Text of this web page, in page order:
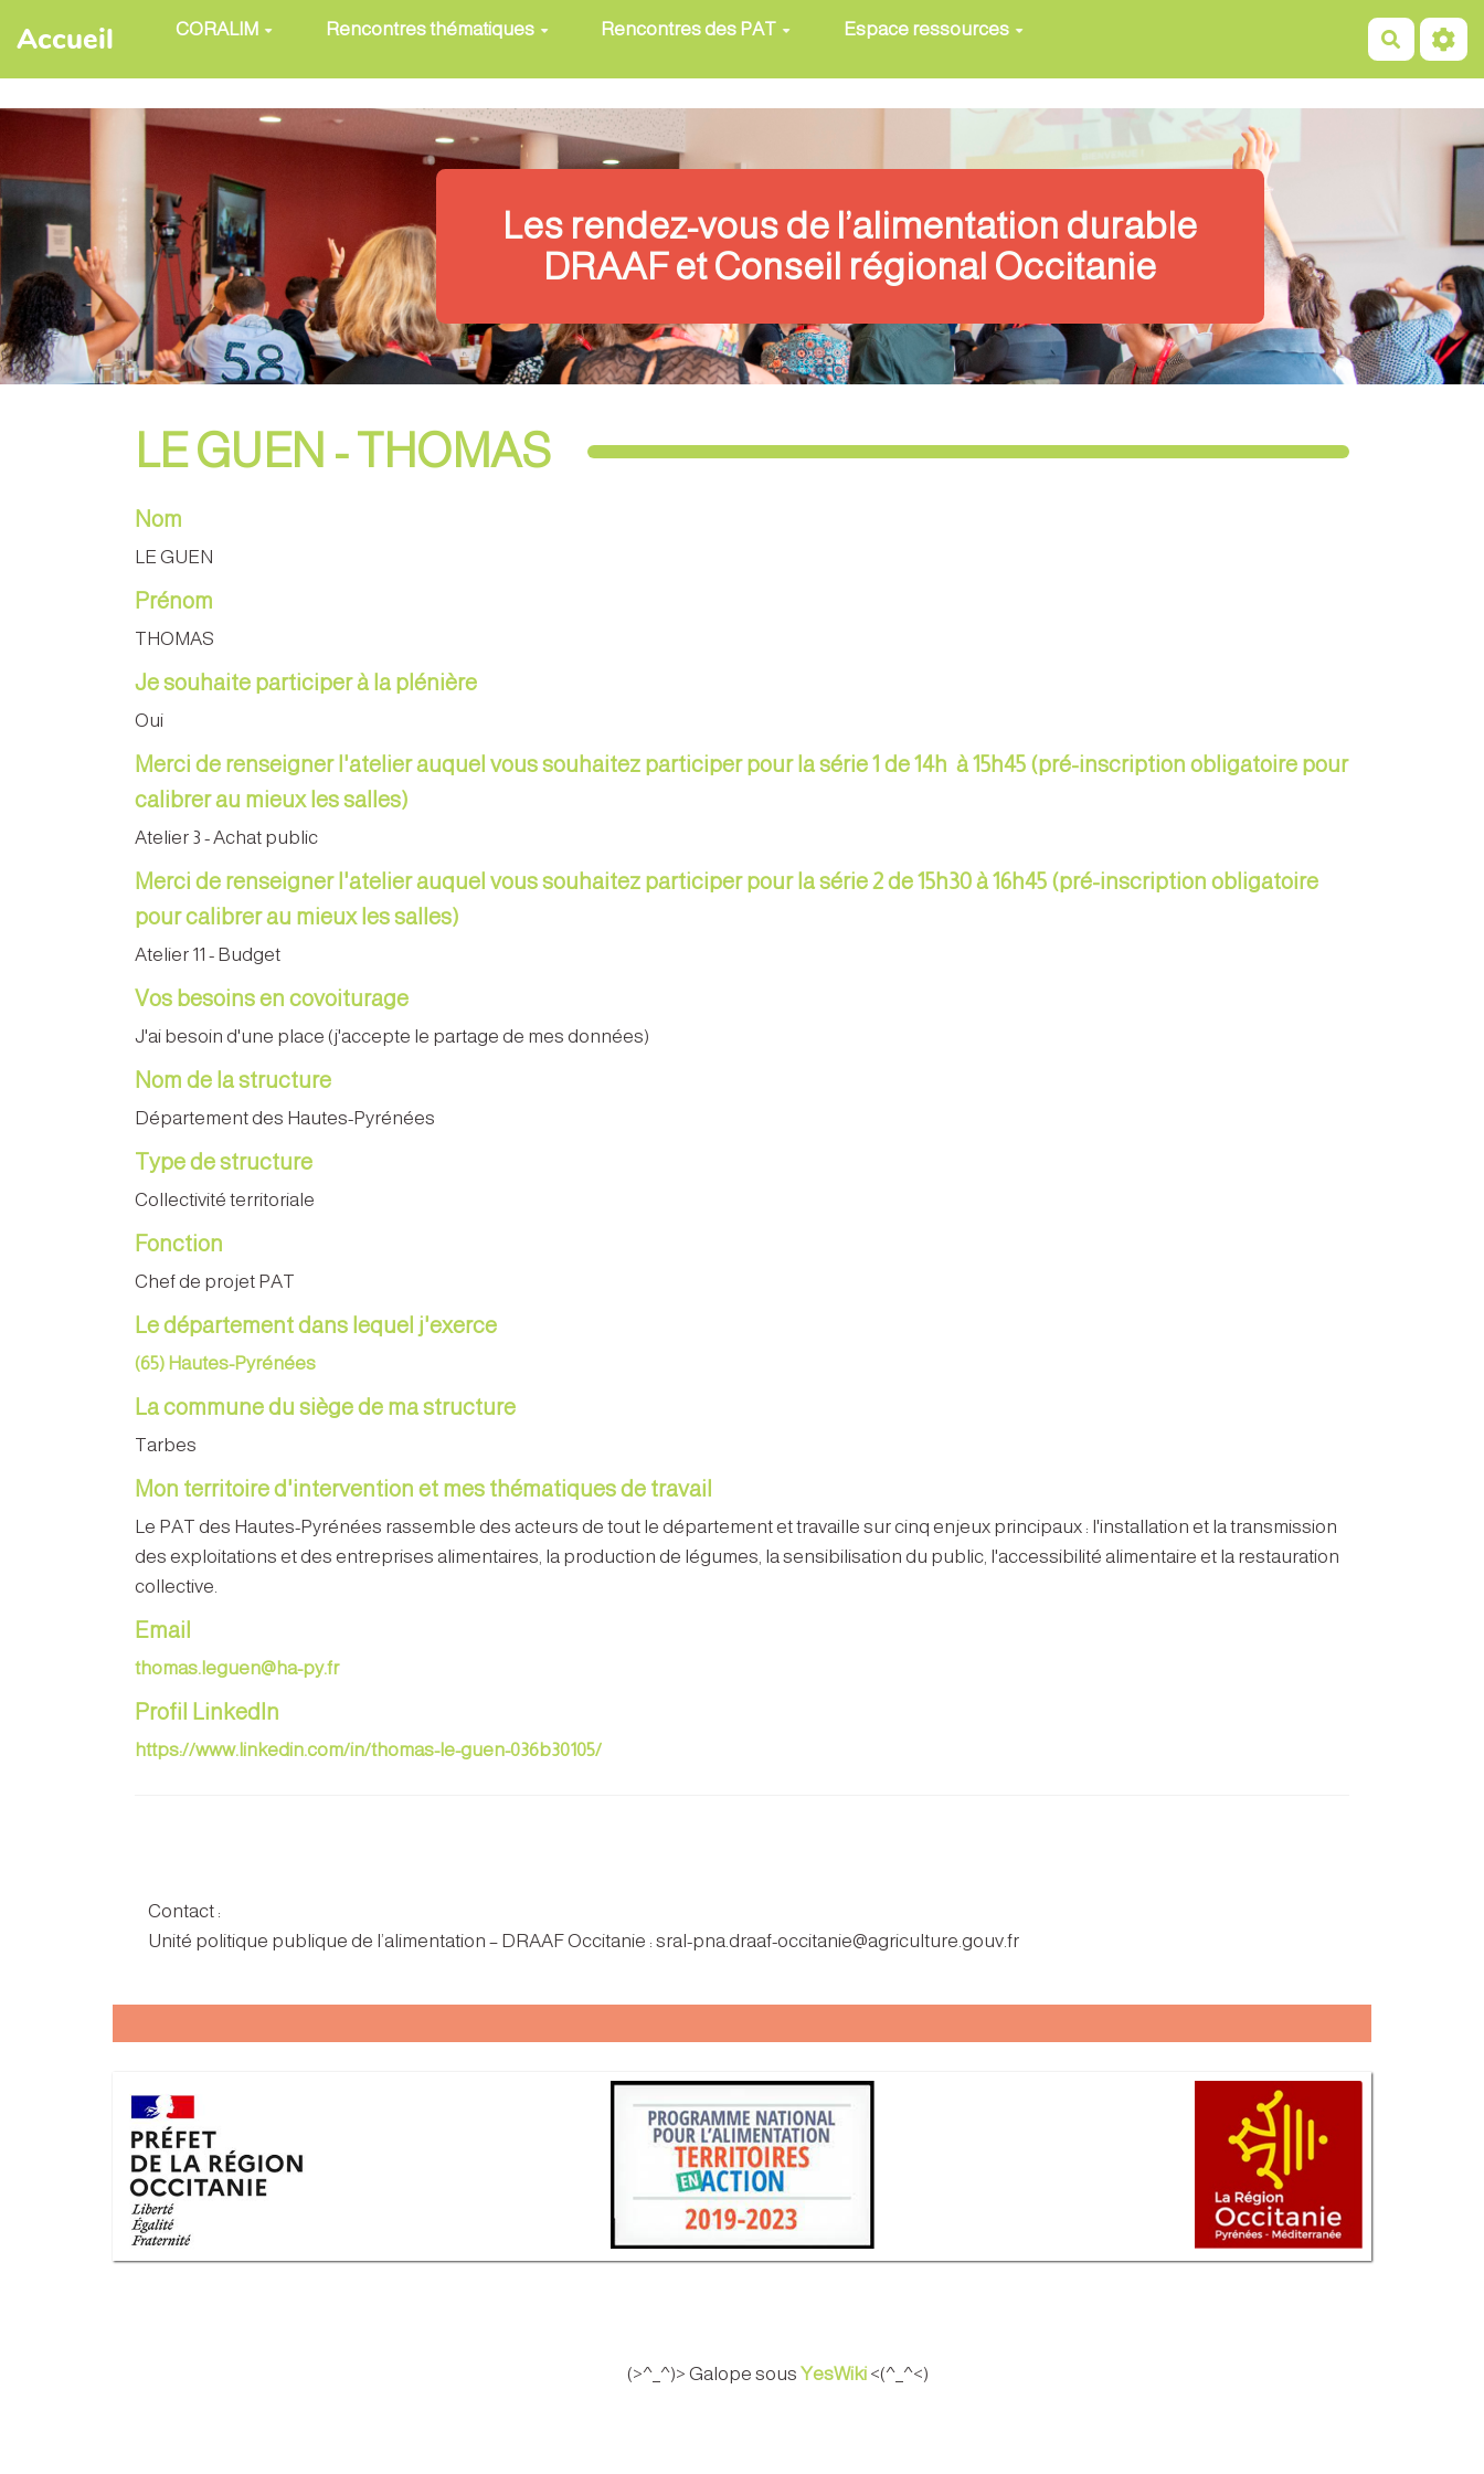
Aller au contenu principal
Accueil CORALIM Rencontres thématiques Rencontres des PAT Espace ressources
Les rendez-vous de l’alimentation durable
DRAAF et Conseil régional Occitanie
LE GUEN - THOMAS
Nom
LE GUEN
Prénom
THOMAS
Je souhaite participer à la plénière
Oui
Merci de renseigner l'atelier auquel vous souhaitez participer pour la série 1 de 14h à 15h45 (pré-inscription obligatoire pour
calibrer au mieux les salles)
Atelier 3 - Achat public
Merci de renseigner l'atelier auquel vous souhaitez participer pour la série 2 de 15h30 à 16h45 (pré-inscription obligatoire
pour calibrer au mieux les salles)
Atelier 11 - Budget
Vos besoins en covoiturage
J'ai besoin d'une place (j'accepte le partage de mes données)
Nom de la structure
Département des Hautes-Pyrénées
Type de structure
Collectivité territoriale
Fonction
Chef de projet PAT
Le département dans lequel j'exerce
(65) Hautes-Pyrénées
La commune du siège de ma structure
Tarbes
Mon territoire d'intervention et mes thématiques de travail
Le PAT des Hautes-Pyrénées rassemble des acteurs de tout le département et travaille sur cinq enjeux principaux : l'installation et la transmission
des exploitations et des entreprises alimentaires, la production de légumes, la sensibilisation du public, l'accessibilité alimentaire et la restauration
collective.
Email
thomas.leguen@ha-py.fr
Profil LinkedIn
https://www.linkedin.com/in/thomas-le-guen-036b30105/
Contact :
Unité politique publique de l’alimentation – DRAAF Occitanie : sral-pna.draaf-occitanie@agriculture.gouv.fr
(>^_^)> Galope sous YesWiki<(^_^<)